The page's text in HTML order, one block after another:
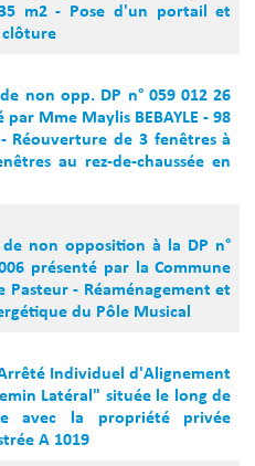
m2 - Pose d'un portail et
non opp. DP n° 059 012 26
par Mme Maylis BEBAYLE - 98
Réouverture de 3 fenêtres à
au rez-de-chaussée en
de non opposition à la DP n°
présenté par la Commune
Pasteur - Réaménagement et
du Pôle Musical
Arrêté Individuel d'Alignement
Latéral" située le long de
avec la propriété privée
A 1019